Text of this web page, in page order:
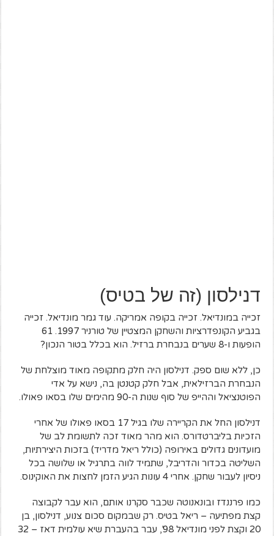
דנילסון (זה של בטיס)
זכייה במונדיאל. זכייה בקופה אמריקה. עוד גמר מונדיאל. זכייה
בגביע הקונפדרציות והשחקן המצטיין של טורניר 1997. 61
הופעות ו-8 שערים בנבחרת ברזיל. הוא בכלל בטור הנכון?
כן, ללא שום ספק. דנילסון היה חלק מתקופה מאוד מוצלחת של
הנבחרת הברזילאית, אבל חלק קטנטן בה, נישא על אדי
הפוטנציאל וההייפ של סוף שנות ה-90 מהימים שלו בסאו פאולו.
דנילסון החל את הקריירה שלו בגיל 17 בסאו פאולו של אחרי
הזכיות בליברטדורס. הוא מהר מאוד זכה לתשומת לב של
מועדונים גדולים באירופה (כולל ריאל מדריד) בזכות היצירתיות,
השליטה בכדור והדריבל, שתמיד לווה בתרגיל או שלושה בכל
ניסיון לעבור שחקן. אחרי 4 עונות הגיע הזמן לחצות את האוקינוס.
כמו פרננדז ובונאנוטה שכבר סקרנו אותם, הוא עבר לקבוצה
קצת מפתיעה – ריאל בטיס. רק שבמקום סכום צנוע, דנילסון, בן
20 וקצת לפני מונדיאל 98', עבר בהעברת שיא עולמית דאז – 32